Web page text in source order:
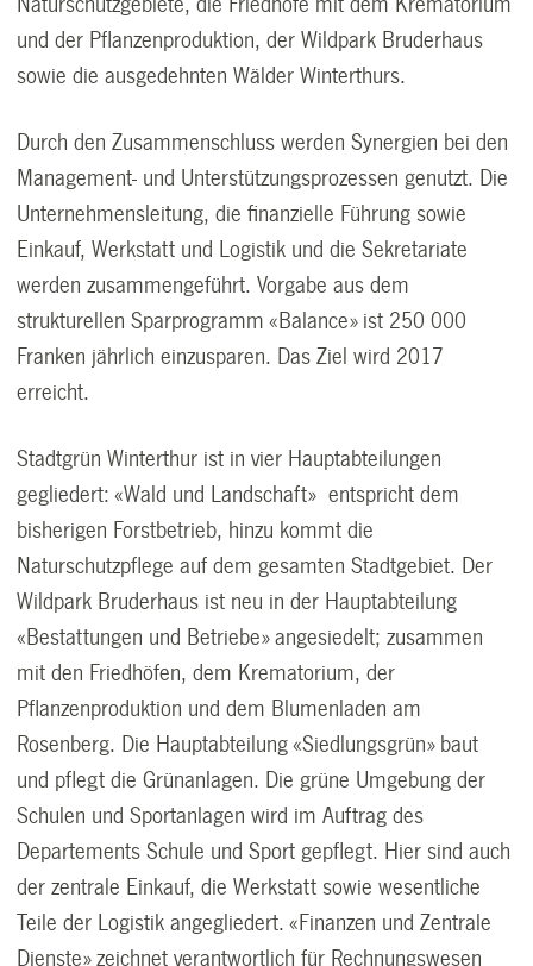
und der Pflanzenproduktion, der Wildpark Bruderhaus
sowie die ausgedehnten Wälder Winterthurs.
Durch den Zusammenschluss werden Synergien bei den
Management- und Unterstützungsprozessen genutzt. Die
Unternehmensleitung, die finanzielle Führung sowie
Einkauf, Werkstatt und Logistik und die Sekretariate
werden zusammengeführt. Vorgabe aus dem
strukturellen Sparprogramm «Balance» ist 250 000
Franken jährlich einzusparen. Das Ziel wird 2017
erreicht.
Stadtgrün Winterthur ist in vier Hauptabteilungen
gegliedert: «Wald und Landschaft» entspricht dem
bisherigen Forstbetrieb, hinzu kommt die
Naturschutzpflege auf dem gesamten Stadtgebiet. Der
Wildpark Bruderhaus ist neu in der Hauptabteilung
«Bestattungen und Betriebe» angesiedelt; zusammen
mit den Friedhöfen, dem Krematorium, der
Pflanzenproduktion und dem Blumenladen am
Rosenberg. Die Hauptabteilung «Siedlungsgrün» baut
und pflegt die Grünanlagen. Die grüne Umgebung der
Schulen und Sportanlagen wird im Auftrag des
Departements Schule und Sport gepflegt. Hier sind auch
der zentrale Einkauf, die Werkstatt sowie wesentliche
Teile der Logistik angegliedert. «Finanzen und Zentrale
Dienste» zeichnet verantwortlich für Rechnungswesen